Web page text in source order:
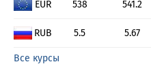
EUR 538 541.2
RUB 5.5 5.67
Все курсы